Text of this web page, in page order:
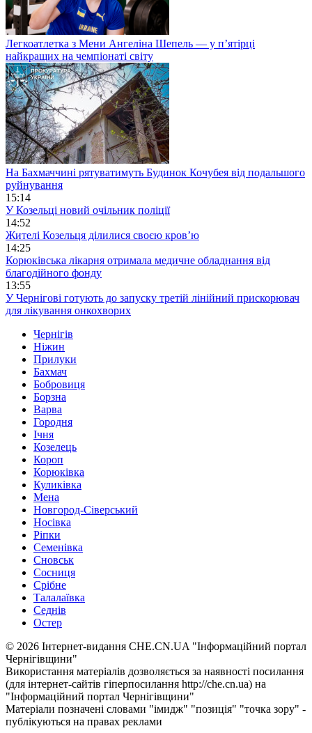
Легкоатлетка з Мени Ангеліна Шепель — у п’ятірці
найкращих на чемпіонаті світу
На Бахмаччині рятуватимуть Будинок Кочубея від подальшого
руйнування
15:14
У Козельці новий очільник поліції
14:52
Жителі Козельця ділилися своєю кров’ю
14:25
Корюківська лікарня отримала медичне обладнання від
благодійного фонду
13:55
У Чернігові готують до запуску третій лінійний прискорювач
для лікування онкохворих
Чернігів
Ніжин
Прилуки
Бахмач
Бобровиця
Борзна
Варва
Городня
Ічня
Козелець
Короп
Корюківка
Куликівка
Мена
Новгород-Сіверський
Носівка
Ріпки
Семенівка
Сновськ
Сосниця
Срібне
Талалаївка
Седнів
Остер
© 2026 Інтернет-видання CHE.CN.UA "Інформаційний портал
Чернiгiвщини"
Використання матеріалів дозволяється за наявності посилання
(для інтернет-сайтів гіперпосилання http://che.cn.ua) на
"Інформаційний портал Чернiгiвщини"
Матеріали позначені словами "імидж" "позиція" "точка зору" -
публікуються на правах реклами